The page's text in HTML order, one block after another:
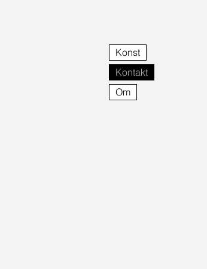
Konst
Kontakt
Om